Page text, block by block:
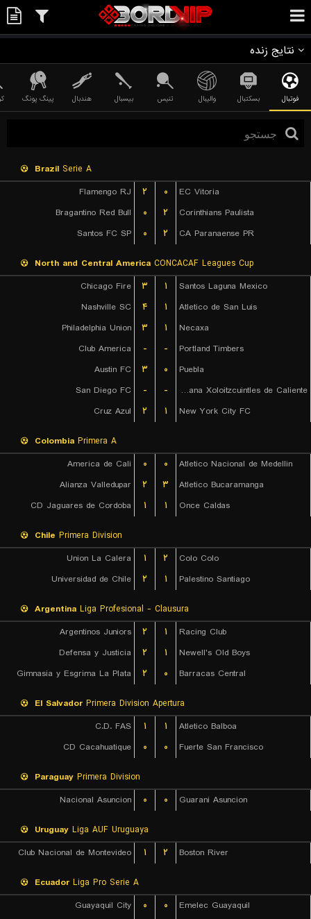
نتایج زنده
فوتبال بسکتبال والیبال تنیس بیسبال هندبال پینگ پونگ
Brazil Serie A
Flamengo RJ
۲ ۰
EC Vitoria
Bragantino Red Bull
۰ ۲
Corinthians Paulista
Santos FC SP
۰ ۲ CA Paranaense PR
North and Central America CONCACAF Leagues Cup
Chicago Fire
۳ ۱
Santos Laguna Mexico
Nashville SC
۴ ۱
Atletico de San Luis
Philadelphia Union
۳ ۱
Necaxa
Club America
- -
Portland Timbers
Austin FC
۳ ۰
Puebla
San Diego FC
- -
Club Tijuana Xoloitzcuintles de Caliente
Cruz Azul
۲ ۱ New York City FC
Colombia Primera A
America de Cali
۰ ۰
Atletico Nacional de Medellin
Alianza Valledupar
۲ ۳
Atletico Bucaramanga
CD Jaguares de Cordoba
۱ ۱ Once Caldas
Chile Primera Division
Union La Calera
۱ ۲
Colo Colo
Universidad de Chile
۲ ۱ Palestino Santiago
Argentina Liga Profesional - Clausura
Argentinos Juniors
۲ ۱
Racing Club
Defensa y Justicia
۲ ۱
Newell's Old Boys
Gimnasia y Esgrima La Plata
۲ ۰ Barracas Central
El Salvador Primera Division Apertura
C.D. FAS
۱ ۱
Atletico Balboa
CD Cacahuatique
۰ ۰ Fuerte San Francisco
Paraguay Primera Division
Nacional Asuncion
۰ ۰ Guarani Asuncion
Uruguay Liga AUF Uruguaya
Club Nacional de Montevideo
۱ ۲ Boston River
Ecuador Liga Pro Serie A
Guayaquil City
۰ ۰
Emelec Guayaquil